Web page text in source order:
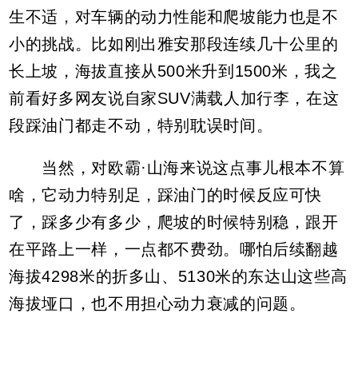
生不适，对车辆的动力性能和爬坡能力也是不
小的挑战。比如刚出雅安那段连续几十公里的
长上坡，海拔直接从500米升到1500米，我之
前看好多网友说自家SUV满载人加行李，在这
段踩油门都走不动，特别耽误时间。
当然，对欧霸·山海来说这点事儿根本不算
啥，它动力特别足，踩油门的时候反应可快
了，踩多少有多少，爬坡的时候特别稳，跟开
在平路上一样，一点都不费劲。哪怕后续翻越
海拔4298米的折多山、5130米的东达山这些高
海拔垭口，也不用担心动力衰减的问题。